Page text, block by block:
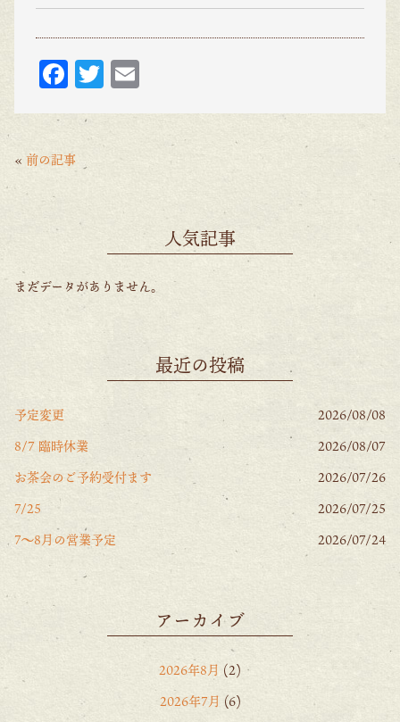
F
ac
eb
o
k
T
w
er
m
« 前の記事
人気記事
まだデータがありません。
最近の投稿
予定変更
2026/08/08
8/7 臨時休業
2026/08/07
お茶会のご予約受付ます
2026/07/26
7/25
2026/07/25
7〜8月の営業予定
2026/07/24
アーカイブ
2026年8月 (2)
2026年7月 (6)